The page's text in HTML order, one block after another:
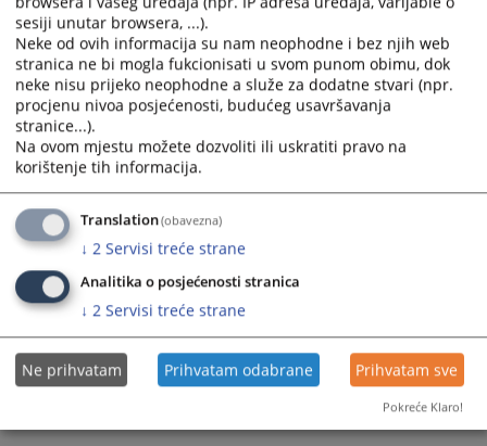
Okružno javno tužilaštvo u Doboju
Naziv institucije:
Okružno javno tužilaštvo u Doboju
Adresa:
Svetog Save 22, 74000 Doboj
Adresa elektronske pošte:
ot-doboj@pravosudje.ba
Web stranica:
https://ot-doboj.pravosudje.ba/
Radno vrijeme:
07:00-15:00
Osoba za odnose s javnošću:
Slobodanka Lukić
Kontakt telefon za odnose s javnošću:
Kontakt e-mail za odnose s javnošću:
Službenik za informisanje:
Kontakt telefon službenika za informisanje:
053 201 900
Kontakt e-mail službenika za
Glavni tužilac:
VD Glavnog okružnog javnog tužioca - Olivera Rauković
Telefaks:
053 201 902
sesiji unutar browsera, ...).
Neke od ovih informacija su nam neophodne i bez njih web
stranica ne bi mogla fukcionisati u svom punom obimu, dok
neke nisu prijeko neophodne a služe za dodatne stvari (npr.
procjenu nivoa posjećenosti, budućeg usavršavanja
stranice...).
Na ovom mjestu možete dozvoliti ili uskratiti pravo na
korištenje tih informacija.
Translation(obavezna)
↓ 2 Servisi treće strane
Analitika o posjećenosti stranica
↓ 2 Servisi treće strane
Ne prihvatam Prihvatam odabrane Prihvatam sve
Pokreće Klaro!